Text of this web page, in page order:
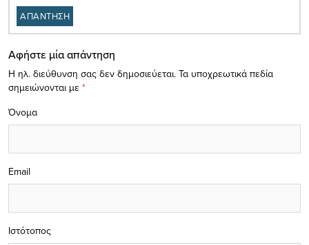
ΑΠΑΝΤΗΣΗ
Αφήστε μία απάντηση
Η ηλ. διεύθυνση σας δεν δημοσιεύεται. Τα υποχρεωτικά πεδία
σημειώνονται με *
Όνομα
Email
Ιστότοπος